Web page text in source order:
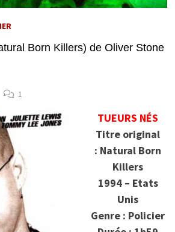
Born Killers) de Oliver Stone
1
TUEURS NÉS
Titre original
: Natural Born
Killers
1994 – Etats
Unis
Genre : Policier